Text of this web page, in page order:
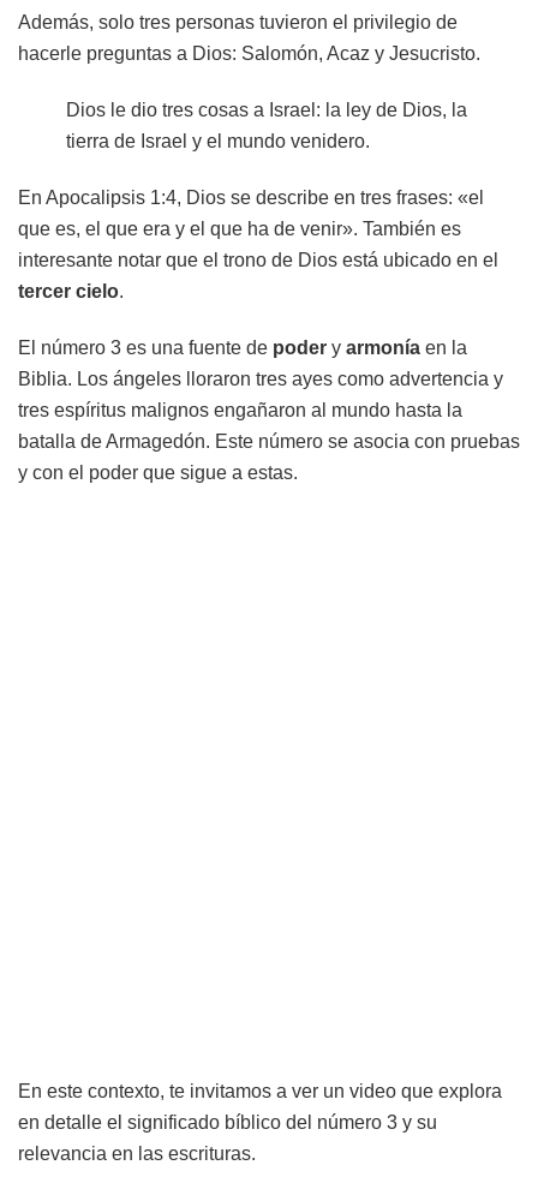
Además, solo tres personas tuvieron el privilegio de
hacerle preguntas a Dios: Salomón, Acaz y Jesucristo.
Dios le dio tres cosas a Israel: la ley de Dios, la
tierra de Israel y el mundo venidero.
En Apocalipsis 1:4, Dios se describe en tres frases: «el
que es, el que era y el que ha de venir». También es
interesante notar que el trono de Dios está ubicado en el
tercer cielo.
El número 3 es una fuente de poder y armonía en la
Biblia. Los ángeles lloraron tres ayes como advertencia y
tres espíritus malignos engañaron al mundo hasta la
batalla de Armagedón. Este número se asocia con pruebas
y con el poder que sigue a estas.
En este contexto, te invitamos a ver un video que explora
en detalle el significado bíblico del número 3 y su
relevancia en las escrituras.